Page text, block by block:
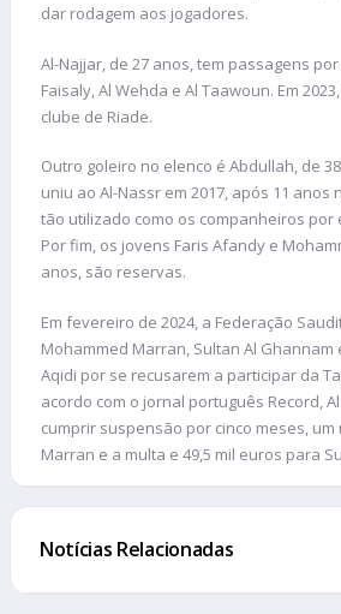
dar rodagem aos jogadores.
Al-Najjar, de 27 anos, tem passagens por
Faisaly, Al Wehda e Al Taawoun. Em
clube de Riade.
Outro goleiro no elenco é Abdullah, de
uniu ao Al-Nassr em 2017, após 11 anos
tão utilizado como os companheiros por
Por fim, os jovens Faris Afandy e
anos, são reservas.
Em fevereiro de 2024, a Federação
Mohammed Marran, Sultan Al Ghannam
Aqidi por se recusarem a participar da
acordo com o jornal português Record,
cumprir suspensão por cinco meses,
Marran e a multa e 49,5 mil euros para
Notícias Relacionadas